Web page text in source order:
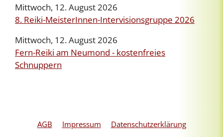
Mittwoch, 12. August 2026
8. Reiki-MeisterInnen-Intervisionsgruppe 2026
Mittwoch, 12. August 2026
Fern-Reiki am Neumond - kostenfreies
Schnuppern
AGB Impressum
Datenschutzerklärung